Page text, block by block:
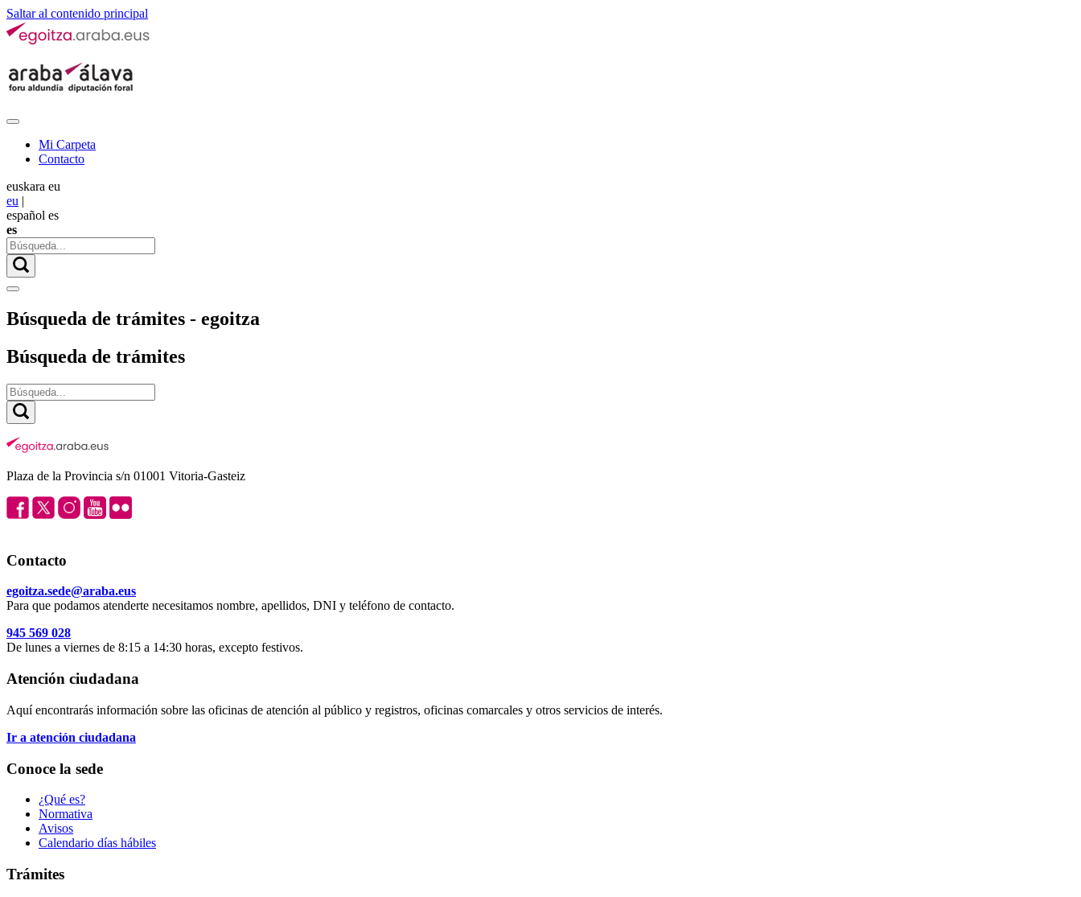
Saltar al contenido principal
Mi Carpeta
Contacto
euskara eu
eu |
español es
es
Búsqueda de trámites - egoitza
Búsqueda de trámites
Plaza de la Provincia s/n 01001 Vitoria-Gasteiz
Contacto
egoitza.sede@araba.eus
Para que podamos atenderte necesitamos nombre, apellidos, DNI y teléfono de contacto.
945 569 028
De lunes a viernes de 8:15 a 14:30 horas, excepto festivos.
Atención ciudadana
Aquí encontrarás información sobre las oficinas de atención al público y registros, oficinas comarcales y otros servicios de interés.
Ir a atención ciudadana
Conoce la sede
¿Qué es?
Normativa
Avisos
Calendario días hábiles
Trámites